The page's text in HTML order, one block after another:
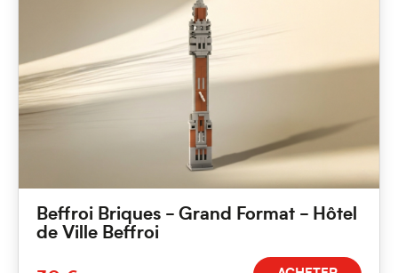
Beffroi Briques - Grand Format - Hôtel
de Ville Beffroi